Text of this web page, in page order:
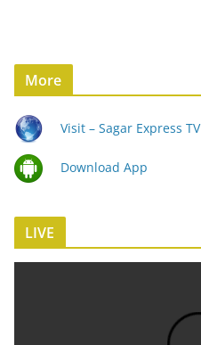
More
Visit – Sagar Express TV
Download App
LIVE